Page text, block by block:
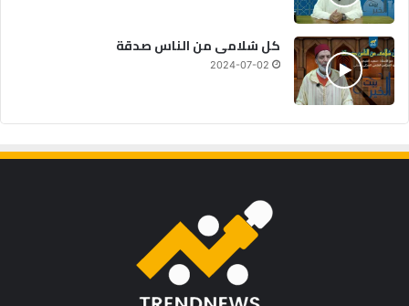
كل سُلامى من الناس صدقة
2024-07-02